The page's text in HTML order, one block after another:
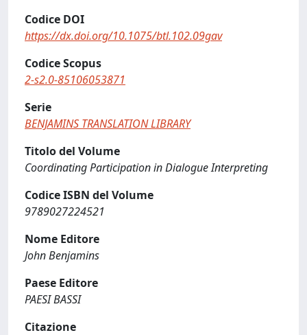
Codice DOI
https://dx.doi.org/10.1075/btl.102.09gav
Codice Scopus
2-s2.0-85106053871
Serie
BENJAMINS TRANSLATION LIBRARY
Titolo del Volume
Coordinating Participation in Dialogue Interpreting
Codice ISBN del Volume
9789027224521
Nome Editore
John Benjamins
Paese Editore
PAESI BASSI
Citazione